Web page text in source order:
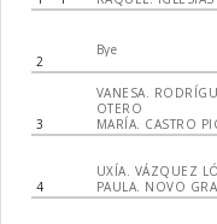
2
Bye
3
VANESA.
OTERO
MARÍA. CASTRO
4
UXÍA. VÁZQUEZ
PAULA. NOVO